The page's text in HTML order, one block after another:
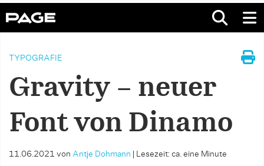
TYPOGRAFIE
Gravity – neuer
Font von Dinamo
11.06.2021 von Antje Dohmann Lesezeit: ca. eine Minute